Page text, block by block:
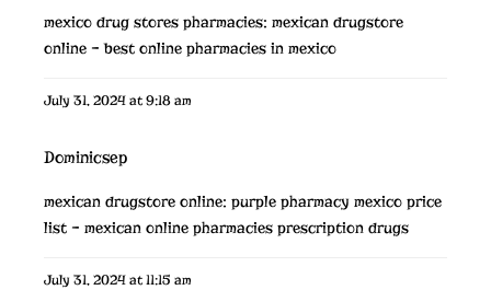
mexico drug stores pharmacies: mexican drugstore
online – best online pharmacies in mexico
July 31, 2024 at 9:18 am
Dominicsep
mexican drugstore online: purple pharmacy mexico price
list – mexican online pharmacies prescription drugs
July 31, 2024 at 11:15 am